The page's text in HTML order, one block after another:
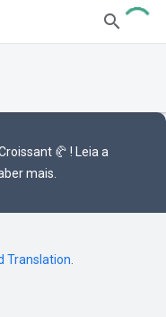
🥐 ! Leia a
mais.
Translation